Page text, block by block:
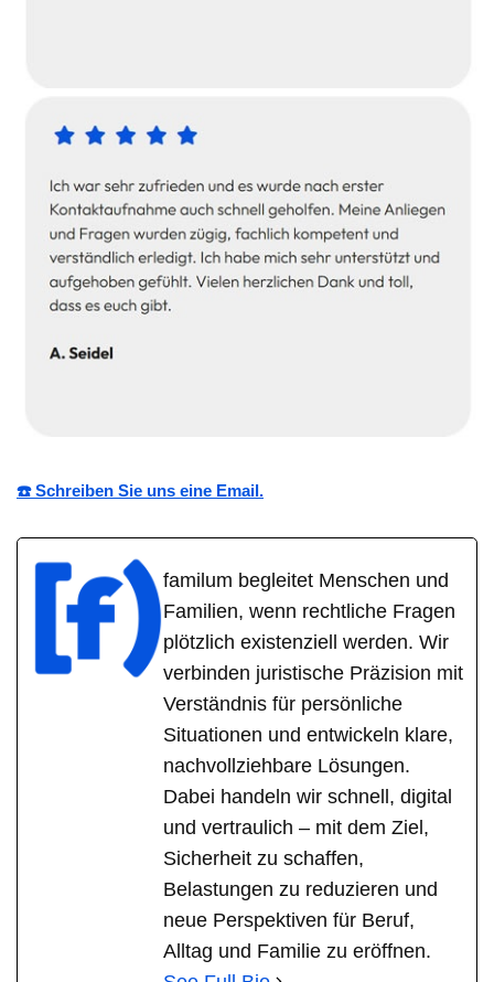
☎️ Schreiben Sie uns eine Email.
familum begleitet Menschen und
Familien, wenn rechtliche Fragen
plötzlich existenziell werden. Wir
verbinden juristische Präzision mit
Verständnis für persönliche
Situationen und entwickeln klare,
nachvollziehbare Lösungen.
Dabei handeln wir schnell, digital
und vertraulich – mit dem Ziel,
Sicherheit zu schaffen,
Belastungen zu reduzieren und
neue Perspektiven für Beruf,
Alltag und Familie zu eröffnen.